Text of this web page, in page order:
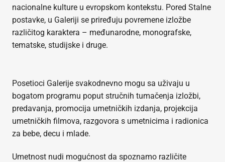
nacionalne kulture u evropskom kontekstu. Pored Stalne
postavke, u Galeriji se priređuju povremene izložbe
različitog karaktera – međunarodne, monografske,
tematske, studijske i druge.
Posetioci Galerije svakodnevno mogu sa uživaju u
bogatom programu poput stručnih tumačenja izložbi,
predavanja, promocija umetničkih izdanja, projekcija
umetničkih filmova, razgovora s umetnicima i radionica
za bebe, decu i mlade.
Umetnost nudi mogućnost da spoznamo različite